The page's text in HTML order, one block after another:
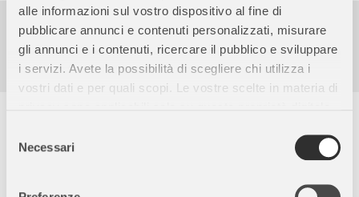
alle informazioni sul vostro dispositivo al fine di
pubblicare annunci e contenuti personalizzati, misurare
gli annunci e i contenuti, ricercare il pubblico e sviluppare
i servizi. Avete la possibilità di scegliere chi utilizza i
vostri dati e per quali scopi. Le vostre scelte in materia di
modificare o revocare il proprio consenso in qualsiasi
momento dalla Dichiarazione sui cookie o facendo clic
delNecessari
Pagamenti sicuri
Garanzia e reso facili
Assistenza dal lunedì al venerdì
Puzzle Educativo per Bambini
manualità. Dimensioni 62x42 cm, ideale per i più piccoli.